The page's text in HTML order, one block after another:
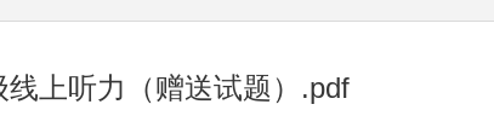
线上听力（赠送试题）.pdf